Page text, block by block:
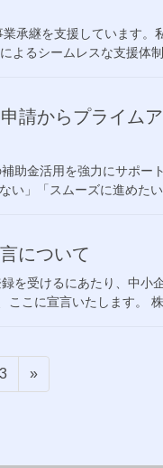
承継を支援しています。
よるシームレスな支援体
請からプライム
助金活用を強力にサポー
い」「スムーズに進めた
について
を受けるにあたり、中小
ここに宣言いたします。
固
3 »